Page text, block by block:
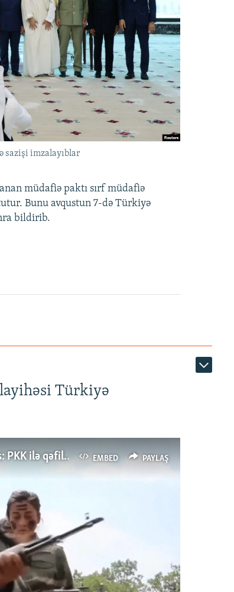
sazişi imzalayıblar
müdafiə paktı sırf müdafiə
Bunu avqustun 7-də Türkiyə
bildirib.
layihəsi Türkiyə
EMBED PAYLAŞ
Türkiyənin dönüş nöqtəsi, ya Ərdoğana üçüncü şans: PKK ilə qəfil barışıq nə deməkdir?
available